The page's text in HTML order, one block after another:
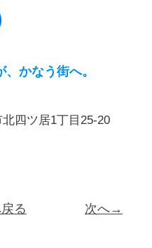
、かなう街へ。
四ツ居1丁目25-20
る 次へ→